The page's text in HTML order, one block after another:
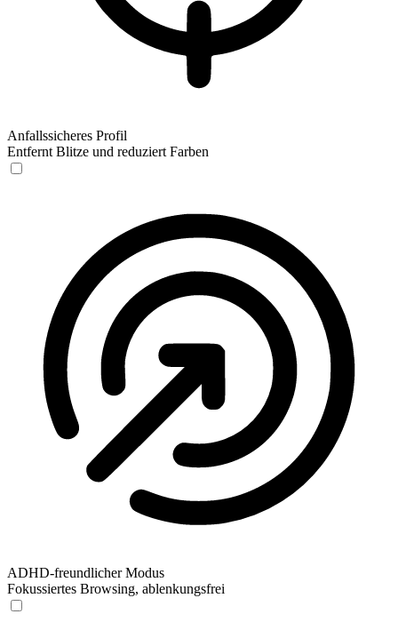
Anfallssicheres Profil
Entfernt Blitze und reduziert Farben
ADHD-freundlicher Modus
Fokussiertes Browsing, ablenkungsfrei